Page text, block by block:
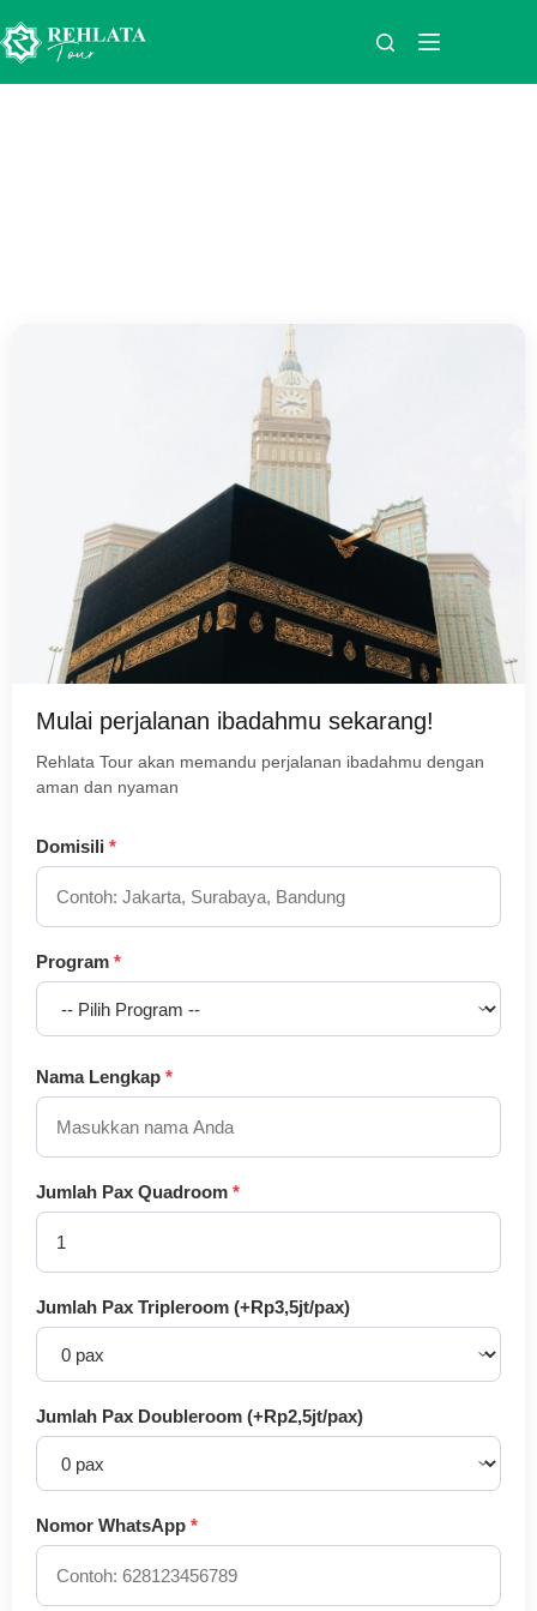
Mulai perjalanan ibadahmu sekarang!
Rehlata Tour akan memandu perjalanan ibadahmu dengan
aman dan nyaman
Domisili *
Program *
Nama Lengkap *
Jumlah Pax Quadroom *
Jumlah Pax Tripleroom (+Rp3,5jt/pax)
Jumlah Pax Doubleroom (+Rp2,5jt/pax)
Nomor WhatsApp *